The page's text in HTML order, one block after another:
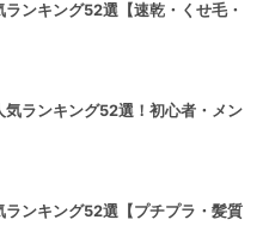
ランキング52選【速乾・くせ毛・
気ランキング52選！初心者・メン
ランキング52選【プチプラ・髪質